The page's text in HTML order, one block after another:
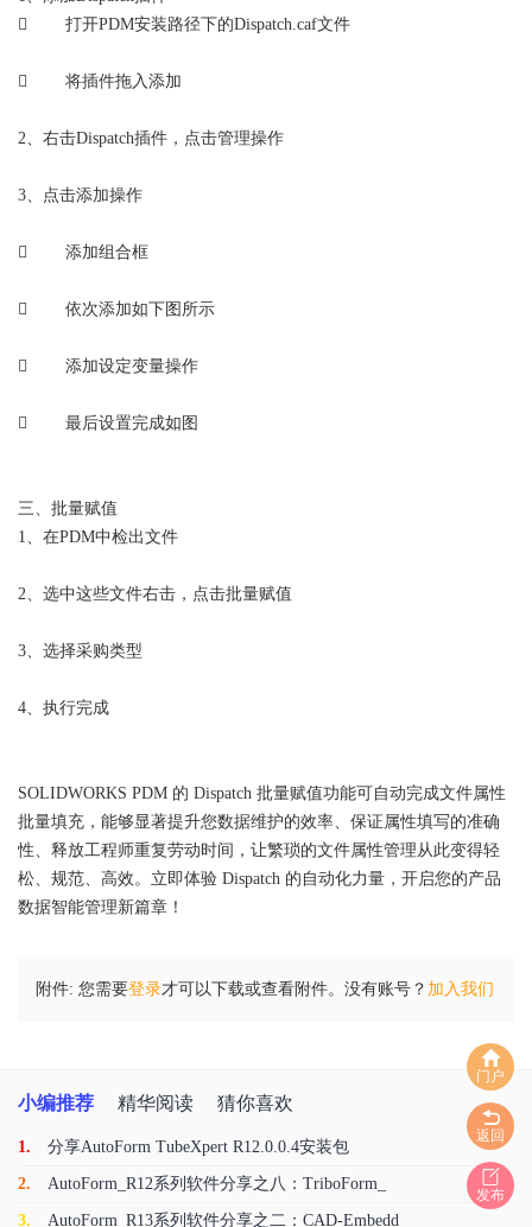
门户
返回
发布
 打开PDM安装路径下的Dispatch.caf文件
 将插件拖入添加
2、右击Dispatch插件，点击管理操作
3、点击添加操作
 添加组合框
 依次添加如下图所示
 添加设定变量操作
 最后设置完成如图
三、批量赋值
1、在PDM中检出文件
2、选中这些文件右击，点击批量赋值
3、选择采购类型
4、执行完成
SOLIDWORKS PDM 的 Dispatch 批量赋值功能可自动完成文件属性
批量填充，能够显著提升您数据维护的效率、保证属性填写的准确
性、释放工程师重复劳动时间，让繁琐的文件属性管理从此变得轻
松、规范、高效。立即体验 Dispatch 的自动化力量，开启您的产品
数据智能管理新篇章！
附件: 您需要登录才可以下载或查看附件。没有账号？ 加入我们
小编推荐 精华阅读 猜你喜欢
1. 分享AutoForm TubeXpert R12.0.0.4安装包
2. AutoForm_R12系列软件分享之八：TriboForm_
3. AutoForm_R13系列软件分享之二：CAD-Embedd